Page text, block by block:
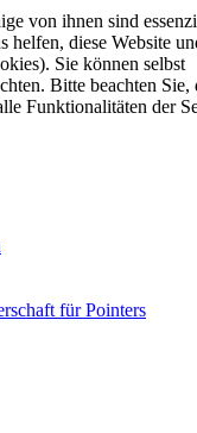
für Pointers
von ihnen sind
helfen, diese Website
Sie können selbst
Bitte beachten Sie,
Funktionalitäten der